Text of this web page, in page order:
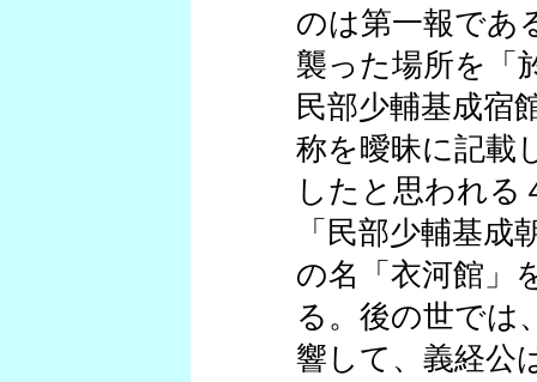
のは第一報であ
襲った場所を「
民部少輔基成宿
称を曖昧に記載
したと思われる
「民部少輔基成
の名「衣河館」
る。後の世では
響して、義経公